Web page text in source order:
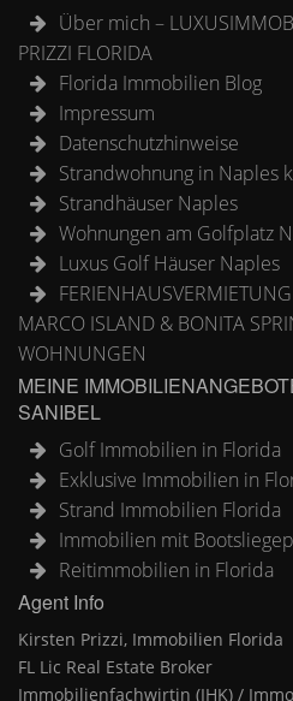
Über mich –
PRIZZI FLORIDA
Florida Immobilien Blog
Impressum
Datenschutzhinweise
Strandwohnung in Naples
Strandhäuser Naples
Wohnungen am Golfplatz
Luxus Golf Häuser Naples
MARCO ISLAND & BONITA
WOHNUNGEN
MEINE
SANIBEL
Golf Immobilien in Florida
Exklusive Immobilien in
Strand Immobilien Florida
Immobilien mit
Reitimmobilien in Florida
Agent Info
Kirsten Prizzi, Immobilien Florida
FL Lic Real Estate Broker
Immobilienfachwirtin (IHK) /